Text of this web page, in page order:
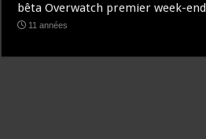
bêta Overwatch premier week-end
11 années